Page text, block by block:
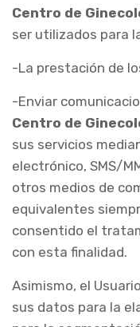
Centro de
ser utilizados para
-La prestación de
-Enviar
Centro de
sus servicios
electrónico, SMS/
otros medios de
equivalentes
consentido el
con esta finalidad.
Asimismo, el
sus datos para la